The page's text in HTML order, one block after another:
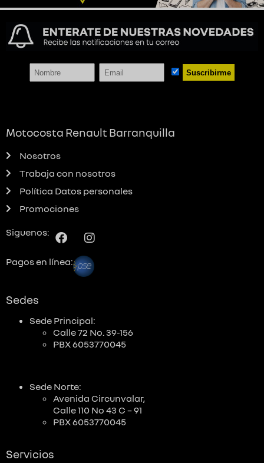
Suscribirme
Motocosta Renault Barranquilla
Nosotros
Trabaja con nosotros
Política Datos personales
Promociones
Siguenos:
Pagos en línea:
Sedes
Sede Principal:
Calle 72 No. 39-156
PBX 6053770045
Sede Norte:
Avenida Circunvalar,
Calle 110 No 43 C – 91
PBX 6053770045
Servicios